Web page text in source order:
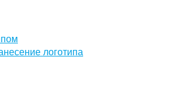
логотипа